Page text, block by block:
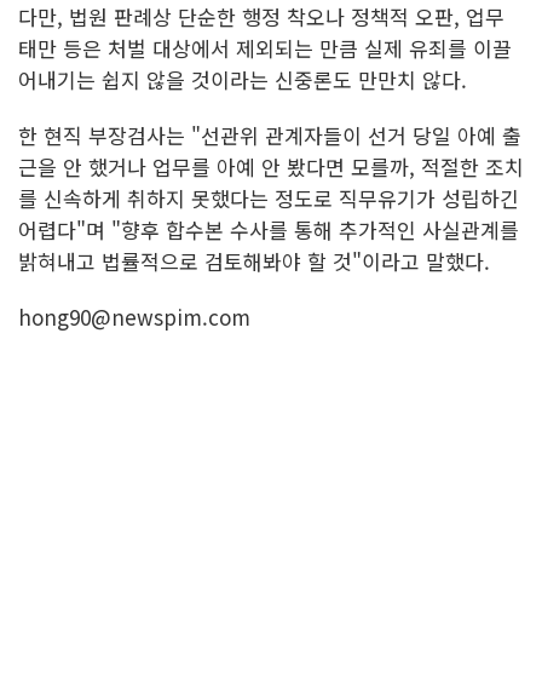
다만, 법원 판례상 단순한 행정 착오나 정책적 오판, 업무
태만 등은 처벌 대상에서 제외되는 만큼 실제 유죄를 이끌
어내기는 쉽지 않을 것이라는 신중론도 만만치 않다.
한 현직 부장검사는 "선관위 관계자들이 선거 당일 아예 출
근을 안 했거나 업무를 아예 안 봤다면 모를까, 적절한 조치
를 신속하게 취하지 못했다는 정도로 직무유기가 성립하긴
어렵다"며 "향후 합수본 수사를 통해 추가적인 사실관계를
밝혀내고 법률적으로 검토해봐야 할 것"이라고 말했다.
hong90@newspim.com